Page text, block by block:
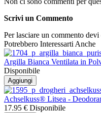
Scrivi un Commento
Per lasciare un commento devi
Potrebbero Interessarti Anche
Argilla Bianca Ventilata in
Disponibile
Aggiungi
Achselkuss® Litsea -
17.95 € Disponibile